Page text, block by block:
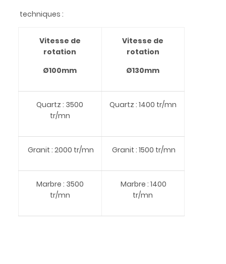
techniques :
Vitesse de
rotation
Ø100mm
Vitesse de
rotation
Ø130mm
Quartz : 3500
tr/mn
Quartz : 1400 tr/mn
Granit : 2000 tr/mn Granit : 1500 tr/mn
Marbre : 3500
tr/mn
Marbre : 1400
tr/mn